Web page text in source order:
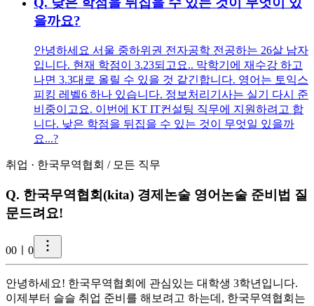
을까요?
안녕하세요 서울 중하위권 전자공학 전공하는 26살 남자
입니다. 현재 학점이 3.23되고요.. 막학기에 재수강 하고
나면 3.3대로 올릴 수 있을 것 같긴합니다. 영어는 토익스
피킹 레벨6 하나 있습니다. 정보처리기사는 실기 다시 준
비중이고요. 이번에 KT IT컨설팅 직무에 지원하려고 합
니다. 낮은 학점을 뒤집을 수 있는 것이 무엇일 있을까
요...?
취업 · 한국무역협회 / 모든 직무
Q. 한국무역협회(kita) 경제논술 영어논술 준비법 질
문드려요!
00ㅣ0
안녕하세요! 한국무역협회에 관심있는 대학생 3학년입니다.
이제부터 슬슬 취업 준비를 해보려고 하는데, 한국무역협회는